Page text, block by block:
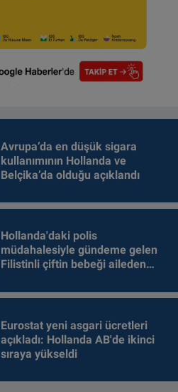
Avrupa’da en düşük sigara
kullanımının Hollanda ve
Belçika’da olduğu açıklandı
Hollanda'daki polis
müdahalesiyle gündeme gelen
Filistinli çiftin bebeği aileden
Eurostat yeni asgari ücretleri
açıkladı: Hollanda AB'de ikinci
sıraya yükseldi